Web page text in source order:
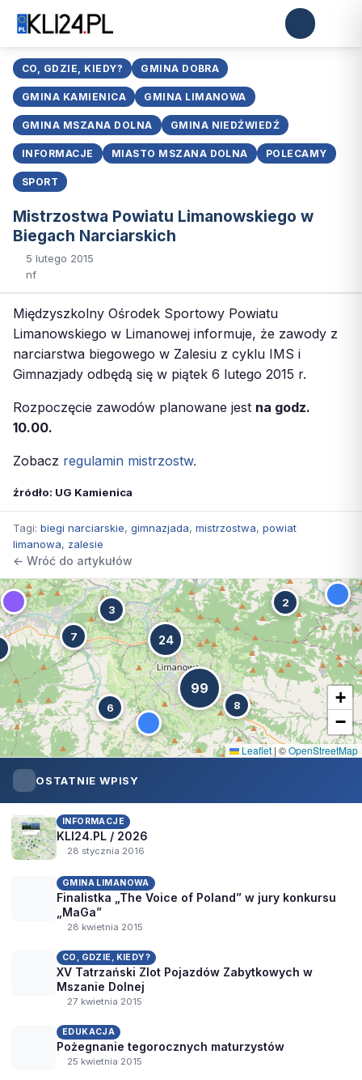
CO, GDZIE, KIEDY? GMINA DOBRA
GMINA KAMIENICA GMINA LIMANOWA
GMINA MSZANA DOLNA GMINA NIEDŹWIEDŹ
INFORMACJE MIASTO MSZANA DOLNA POLECAMY
SPORT
Mistrzostwa Powiatu Limanowskiego w
Biegach Narciarskich
5 lutego 2015
nf
Międzyszkolny Ośrodek Sportowy Powiatu
Limanowskiego w Limanowej informuje, że zawody z
narciarstwa biegowego w Zalesiu z cyklu IMS i
Gimnazjady odbędą się w piątek 6 lutego 2015 r.
Rozpoczęcie zawodów planowane jest na godz.
10.00.
Zobacz regulamin mistrzostw.
źródło: UG Kamienica
Tagi: biegi narciarskie, gimnazjada, mistrzostwa, powiat
limanowa, zalesie
← Wróć do artykułów
7
2
6 8
3
24
99
+
−
Leaflet | ©OpenStreetMap
OSTATNIE WPISY
INFORMACJE
KLI24.PL / 2026
28 stycznia 2016
GMINA LIMANOWA
Finalistka „The Voice of Poland” w jury konkursu
„MaGa”
28 kwietnia 2015
CO, GDZIE, KIEDY?
XV Tatrzański Zlot Pojazdów Zabytkowych w
Mszanie Dolnej
27 kwietnia 2015
EDUKACJA
Pożegnanie tegorocznych maturzystów
25 kwietnia 2015